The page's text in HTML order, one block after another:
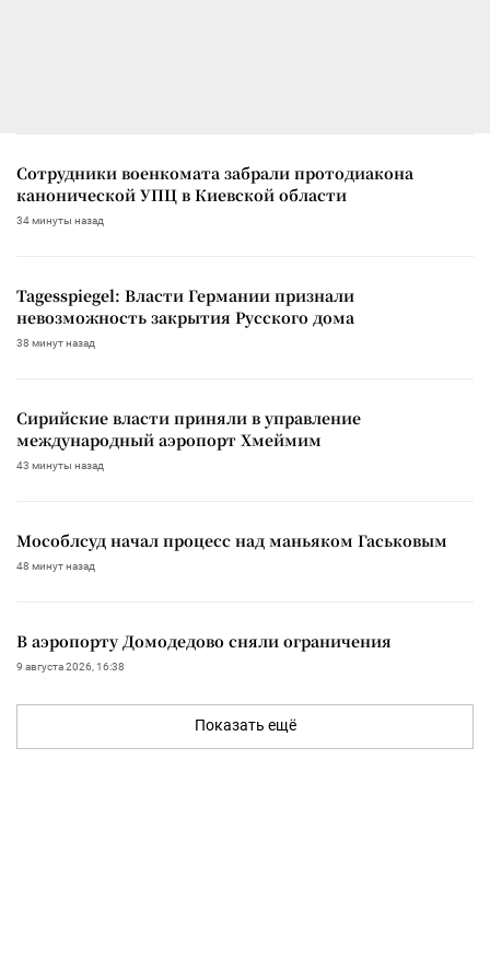
Сотрудники военкомата забрали протодиакона
канонической УПЦ в Киевской области
34 минуты назад
Tagesspiegel: Власти Германии признали
невозможность закрытия Русского дома
38 минут назад
Сирийские власти приняли в управление
международный аэропорт Хмеймим
43 минуты назад
Мособлсуд начал процесс над маньяком Гаськовым
48 минут назад
В аэропорту Домодедово сняли ограничения
9 августа 2026, 16:38
Показать ещё